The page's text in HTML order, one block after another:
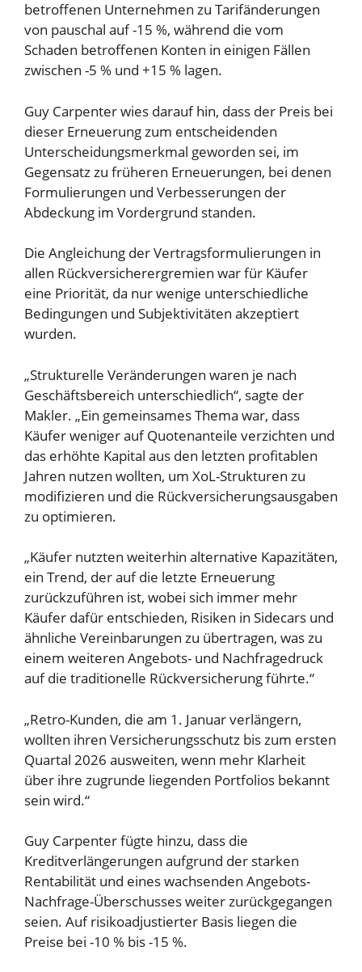
betroffenen Unternehmen zu Tarifänderungen
von pauschal auf -15 %, während die vom
Schaden betroffenen Konten in einigen Fällen
zwischen -5 % und +15 % lagen.
Guy Carpenter wies darauf hin, dass der Preis bei
dieser Erneuerung zum entscheidenden
Unterscheidungsmerkmal geworden sei, im
Gegensatz zu früheren Erneuerungen, bei denen
Formulierungen und Verbesserungen der
Abdeckung im Vordergrund standen.
Die Angleichung der Vertragsformulierungen in
allen Rückversicherergremien war für Käufer
eine Priorität, da nur wenige unterschiedliche
Bedingungen und Subjektivitäten akzeptiert
wurden.
„Strukturelle Veränderungen waren je nach
Geschäftsbereich unterschiedlich“, sagte der
Makler. „Ein gemeinsames Thema war, dass
Käufer weniger auf Quotenanteile verzichten und
das erhöhte Kapital aus den letzten profitablen
Jahren nutzen wollten, um XoL-Strukturen zu
modifizieren und die Rückversicherungsausgaben
zu optimieren.
„Käufer nutzten weiterhin alternative Kapazitäten,
ein Trend, der auf die letzte Erneuerung
zurückzuführen ist, wobei sich immer mehr
Käufer dafür entschieden, Risiken in Sidecars und
ähnliche Vereinbarungen zu übertragen, was zu
einem weiteren Angebots- und Nachfragedruck
auf die traditionelle Rückversicherung führte.“
„Retro-Kunden, die am 1. Januar verlängern,
wollten ihren Versicherungsschutz bis zum ersten
Quartal 2026 ausweiten, wenn mehr Klarheit
über ihre zugrunde liegenden Portfolios bekannt
sein wird.“
Guy Carpenter fügte hinzu, dass die
Kreditverlängerungen aufgrund der starken
Rentabilität und eines wachsenden Angebots-
Nachfrage-Überschusses weiter zurückgegangen
seien. Auf risikoadjustierter Basis liegen die
Preise bei -10 % bis -15 %.